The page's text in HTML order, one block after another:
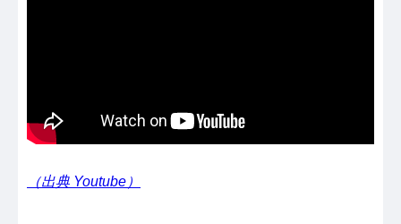
（出典 Youtube）